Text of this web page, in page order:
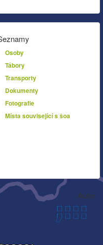
Osoby
Tábory
Transporty
Dokumenty
Fotografie
Místa související s šoa
Autor